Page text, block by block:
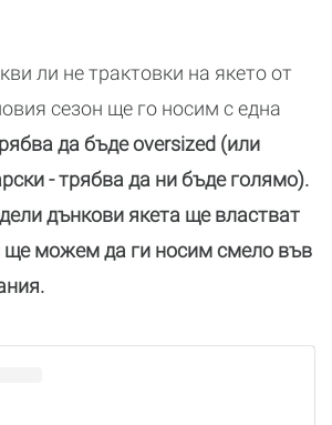
ли не трактовки на якето от
сезон ще го носим с една
да бъде oversized (или
- трябва да ни бъде голямо).
дънкови якета ще властват
ще можем да ги носим смело във